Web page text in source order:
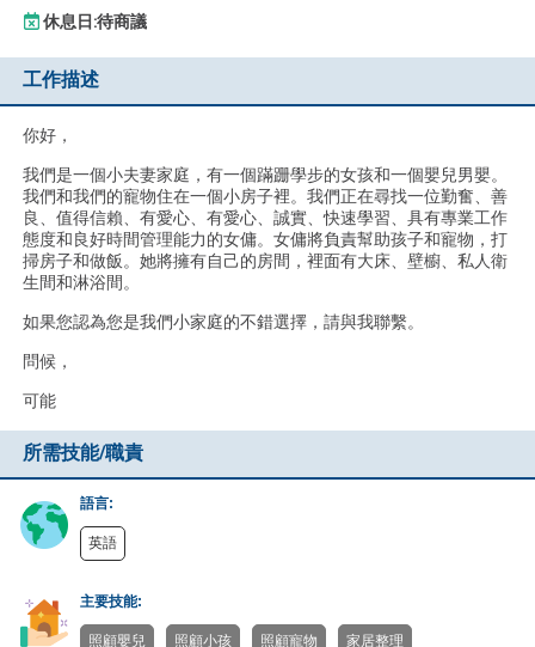
休息日:待商議
工作描述
你好，
我們是一個小夫妻家庭，有一個蹣跚學步的女孩和一個嬰兒男嬰。
我們和我們的寵物住在一個小房子裡。我們正在尋找一位勤奮、善
良、值得信賴、有愛心、有愛心、誠實、快速學習、具有專業工作
態度和良好時間管理能力的女傭。女傭將負責幫助孩子和寵物，打
掃房子和做飯。她將擁有自己的房間，裡面有大床、壁櫥、私人衛
生間和淋浴間。
如果您認為您是我們小家庭的不錯選擇，請與我聯繫。
問候，
可能
所需技能/職責
語言:
英語
主要技能:
照顧嬰兒 照顧小孩 照顧寵物 家居整理